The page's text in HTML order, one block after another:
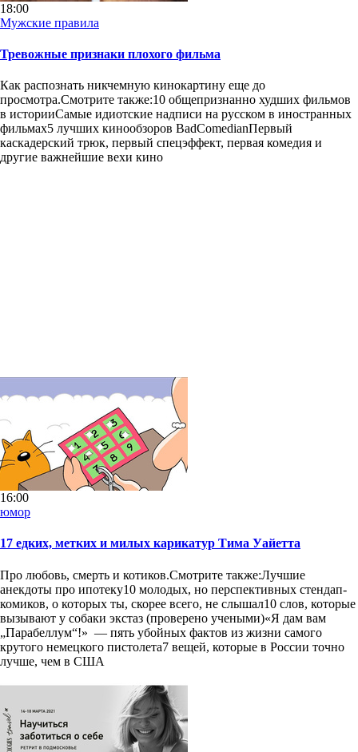
18:00
Мужские правила
Тревожные признаки плохого фильма
Как распознать никчемную кинокартину еще до
просмотра.Смотрите также:10 общепризнанно худших фильмов
в историиСамые идиотские надписи на русском в иностранных
фильмах5 лучших кинообзоров BadComedianПервый
каскадерский трюк, первый спецэффект, первая комедия и
другие важнейшие вехи кино
16:00
юмор
17 едких, метких и милых карикатур Тима Уайетта
Про любовь, смерть и котиков.Смотрите также:Лучшие
анекдоты про ипотеку10 молодых, но перспективных стендап-
комиков, о которых ты, скорее всего, не слышал10 слов, которые
вызывают у собаки экстаз (проверено учеными)«Я дам вам
„Парабеллум“!» — пять убойных фактов из жизни самого
крутого немецкого пистолета7 вещей, которые в России точно
лучше, чем в США